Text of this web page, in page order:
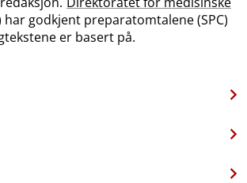
har godkjent preparatomtalene (SPC)
er basert på.